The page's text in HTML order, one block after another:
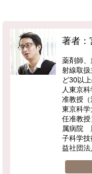
著者
薬剤師
射線取
ど30以
人東京
准教授（
東京科
任准教
属病院
子科学
益社団